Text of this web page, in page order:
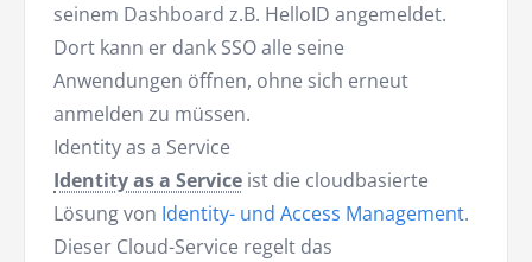
seinem Dashboard z.B. HelloID angemeldet.
Dort kann er dank SSO alle seine
Anwendungen öffnen, ohne sich erneut
anmelden zu müssen.
Identity as a Service
Identity as a Service ist die cloudbasierte
Lösung von Identity- und Access Management.
Dieser Cloud-Service regelt das